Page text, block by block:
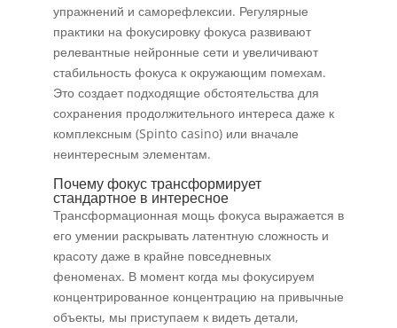
упражнений и саморефлексии. Регулярные
практики на фокусировку фокуса развивают
релевантные нейронные сети и увеличивают
стабильность фокуса к окружающим помехам.
Это создает подходящие обстоятельства для
сохранения продолжительного интереса даже к
комплексным (Spinto casino) или вначале
неинтересным элементам.
Почему фокус трансформирует
стандартное в интересное
Трансформационная мощь фокуса выражается в
его умении раскрывать латентную сложность и
красоту даже в крайне повседневных
феноменах. В момент когда мы фокусируем
концентрированное концентрацию на привычные
объекты, мы приступаем к видеть детали,